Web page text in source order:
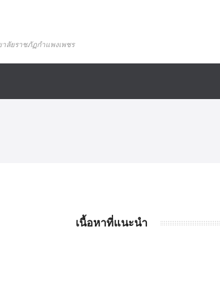
ลัยราชภัฏกำแพงเพชร
เนื้อหาที่แนะนำ